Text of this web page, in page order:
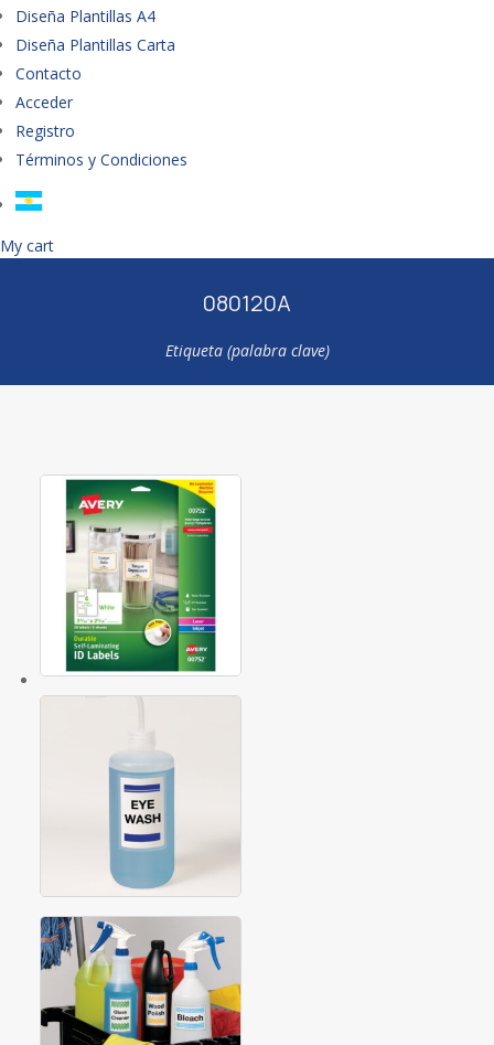
Diseña Plantillas A4
Diseña Plantillas Carta
Contacto
Acceder
Registro
Términos y Condiciones
My cart
080120A
Etiqueta (palabra clave)